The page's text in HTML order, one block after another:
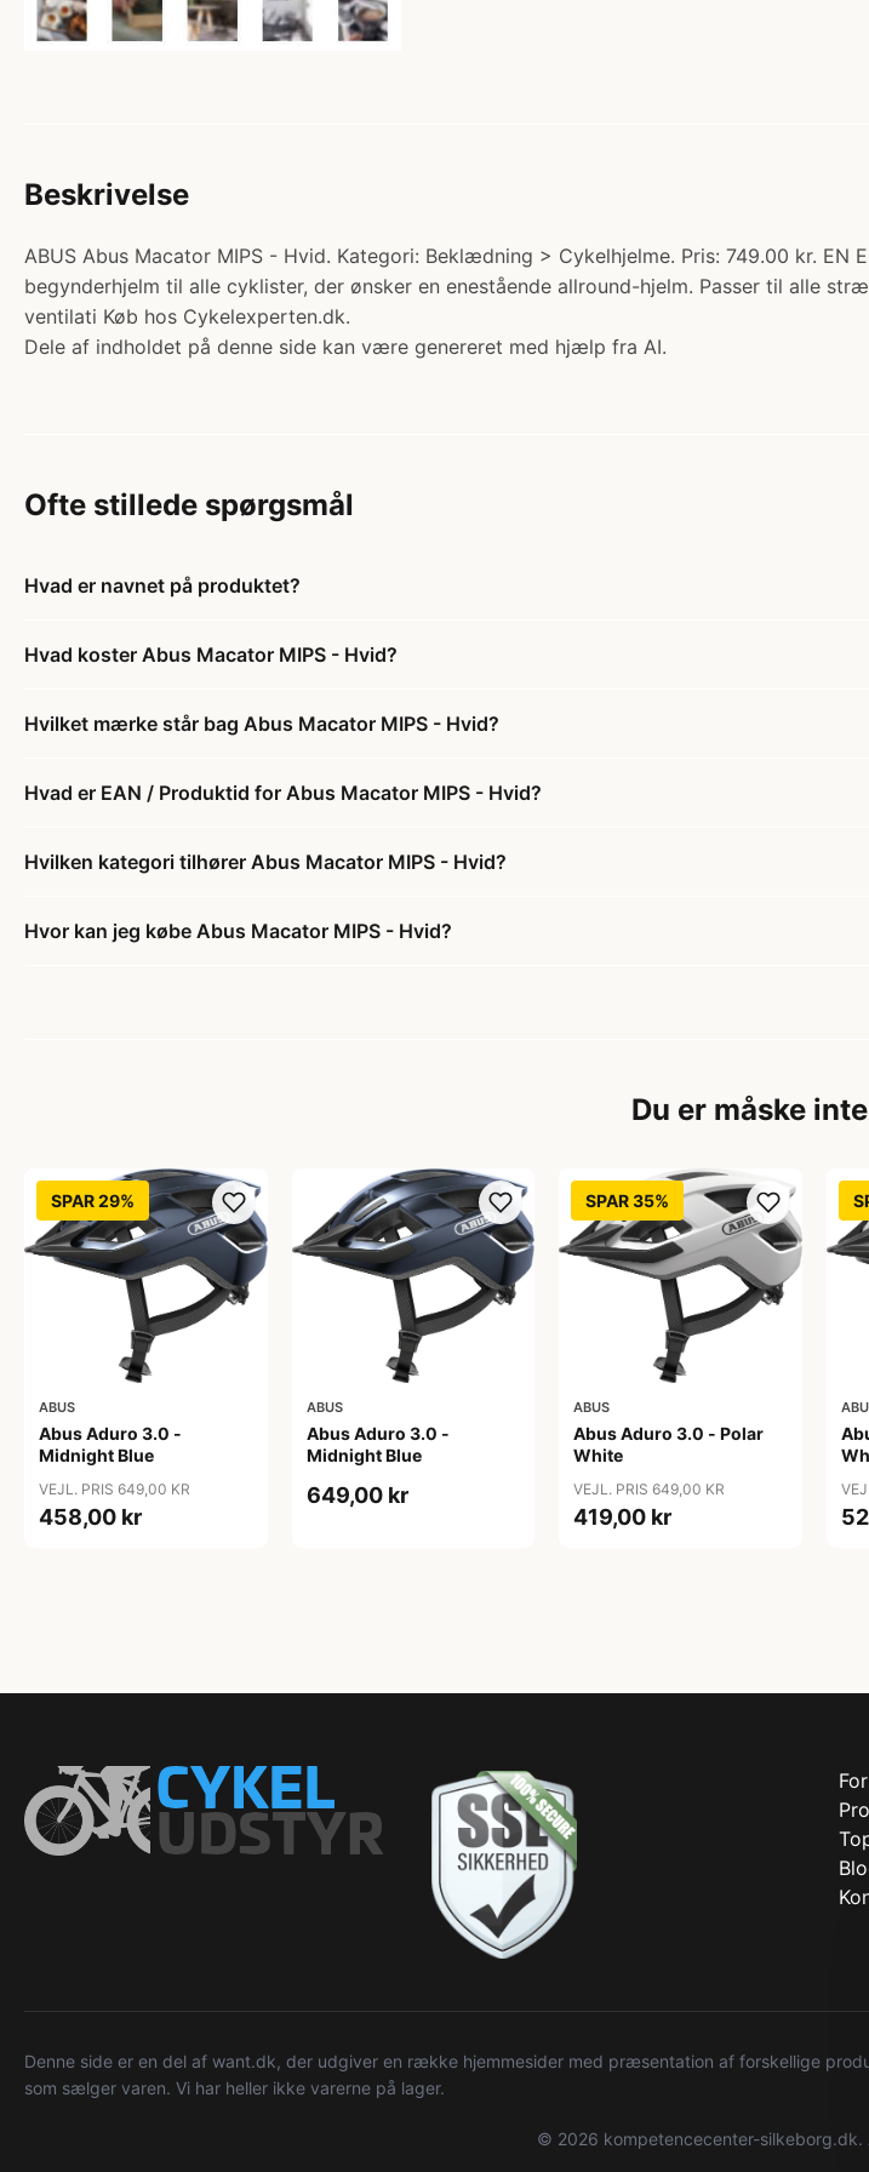
Beskrivelse
ABUS Abus Macator MIPS - Hvid. Kategori: Beklædning > Cykelhjelme. Pris: 749.00 kr. EN
begynderhjelm til alle cyklister, der ønsker en enestående allround-hjelm. Passer til alle
ventilati Køb hos Cykelexperten.dk.
Dele af indholdet på denne side kan være genereret med hjælp fra AI.
Ofte stillede spørgsmål
Hvad er navnet på produktet?
Hvad koster Abus Macator MIPS - Hvid?
Hvilket mærke står bag Abus Macator MIPS - Hvid?
Hvad er EAN / Produktid for Abus Macator MIPS - Hvid?
Hvilken kategori tilhører Abus Macator MIPS - Hvid?
Hvor kan jeg købe Abus Macator MIPS - Hvid?
Du er måske
SPAR 29%
ABUS
Abus Aduro 3.0 -
Midnight Blue
VEJL. PRIS 649,00 KR
458,00 kr
ABUS
Abus Aduro 3.0 -
Midnight Blue
649,00 kr
SPAR 35%
ABUS
Abus Aduro 3.0 - Polar
White
VEJL. PRIS 649,00 KR
419,00 kr
Denne side er en del af want.dk, der udgiver en række hjemmesider med præsentation af forskellige
som sælger varen. Vi har heller ikke varerne på lager.
© 2026 kompetencecenter-silkeborg.dk.